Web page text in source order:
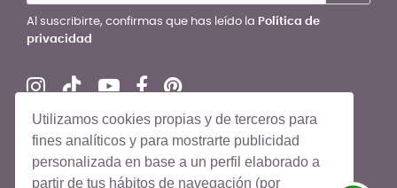
Utilizamos cookies propias y de terceros para
fines analíticos y para mostrarte publicidad
personalizada en base a un perfil elaborado a
partir de tus hábitos de navegación (por
Al suscribirte, confirmas que has leído la Política de
privacidad
© El Recién Nacido 2026. Todos los derechos reservados